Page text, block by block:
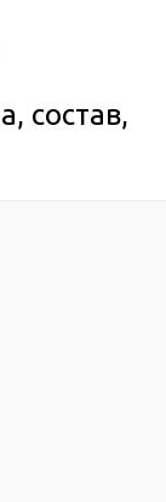
состав,